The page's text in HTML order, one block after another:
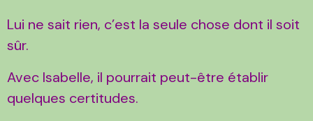
Lui ne sait rien, c’est la seule chose dont il soit
sûr.
Avec Isabelle, il pourrait peut-être établir
quelques certitudes.